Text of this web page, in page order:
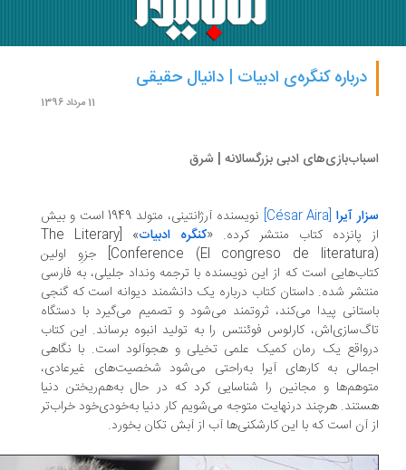
درباره کنگره‌ی ادبیات | دانیال حقیقی
ادبی بزرگسالانه | شرق
آیرا[César Aira]
نویسنده‌ آرژانتینی، متولد 1949 است و بیش
پانزده کتاب منتشر کرده. «کنگره ادبیات
» [The Literary
Conference (El congreso de literatura)] جزوِ اولین
است كه از این نویسنده با ترجمه ونداد جلیلی، به فارسی
شده. داستان کتاب درباره‌ یک دانشمند دیوانه‌ است که گنجی
پیدا می‌کند، ثروتمند می‌شود و تصمیم می‌گیرد با دستگاه
کارلوس فوئنتس را به تولید انبوه برساند. این کتاب
یک رمان کمیک علمی تخیلی و هجوآلود است. با نگاهی
به کارهای آیرا به‌راحتی می‌شود شخصیت‌های غیرعادی،
و مجانین را شناسایی کرد که در حال به‌هم‌ریختن دنیا
هرچند درنهایت متوجه می‌شویم کار دنیا به‌‌خودی‌خود خراب‌تر
آن است که با این کارشکنی‌ها آب از آبش تکان بخورد.